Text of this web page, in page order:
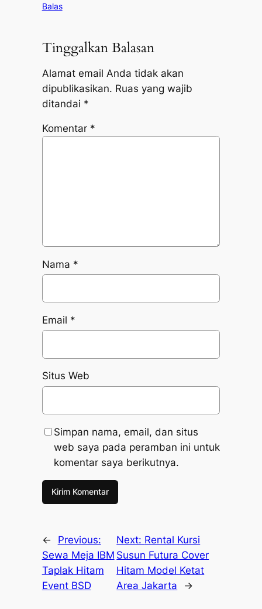
Balas
Tinggalkan Balasan
Alamat email Anda tidak akan
dipublikasikan. Ruas yang wajib
ditandai *
Komentar *
Nama *
Email *
Situs Web
Simpan nama, email, dan situs
web saya pada peramban ini untuk
komentar saya berikutnya.
←
Previous:
Sewa Meja IBM
Taplak Hitam
Event BSD
Next: Rental Kursi
Susun Futura Cover
Hitam Model Ketat
Area Jakarta
→